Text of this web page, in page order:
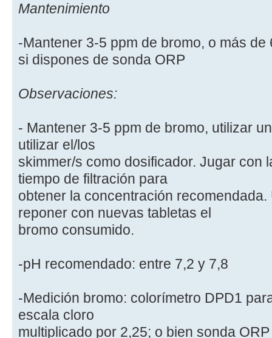
Mantenimiento
-Mantener 3-5 ppm de bromo, o más
si dispones de sonda ORP
Observaciones:
- Mantener 3-5 ppm de bromo, utilizar
utilizar el/los
skimmer/s como dosificador. Jugar con
tiempo de filtración para
obtener la concentración
reponer con nuevas tabletas el
bromo consumido.
-pH recomendado: entre 7,2 y 7,8
-Medición bromo: colorímetro DPD1
escala cloro
multiplicado por 2,25; o bien sonda ORP